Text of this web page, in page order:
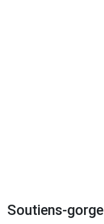
Soutiens-gorge